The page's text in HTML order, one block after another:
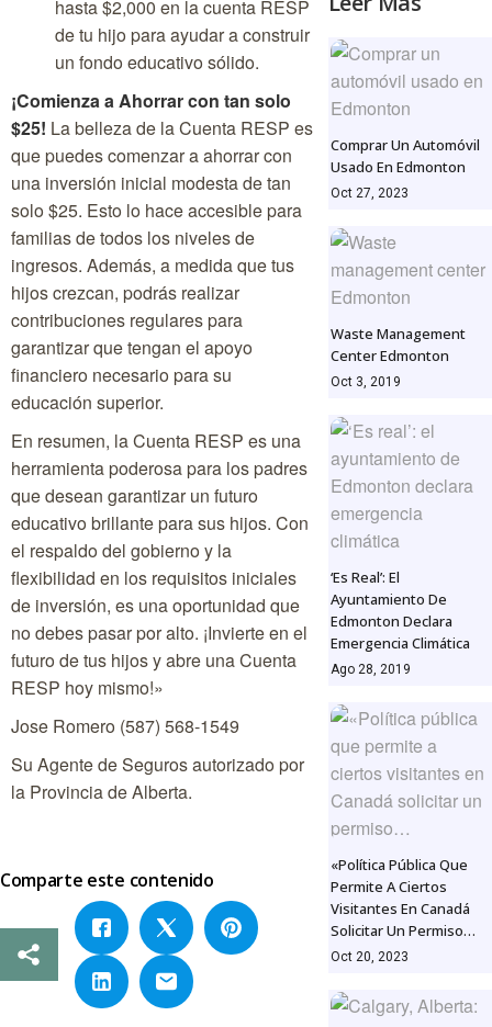
hasta $2,000 en la cuenta RESP
de tu hijo para ayudar a construir
un fondo educativo sólido.
¡Comienza a Ahorrar con tan solo
$25! La belleza de la Cuenta RESP es
que puedes comenzar a ahorrar con
una inversión inicial modesta de tan
solo $25. Esto lo hace accesible para
familias de todos los niveles de
ingresos. Además, a medida que tus
hijos crezcan, podrás realizar
contribuciones regulares para
garantizar que tengan el apoyo
financiero necesario para su
educación superior.
En resumen, la Cuenta RESP es una
herramienta poderosa para los padres
que desean garantizar un futuro
educativo brillante para sus hijos. Con
el respaldo del gobierno y la
flexibilidad en los requisitos iniciales
de inversión, es una oportunidad que
no debes pasar por alto. ¡Invierte en el
futuro de tus hijos y abre una Cuenta
RESP hoy mismo!»
Jose Romero (587) 568-1549
Su Agente de Seguros autorizado por
la Provincia de Alberta.
Comparte este contenido
Comprar Un Automóvil
Usado En Edmonton
Oct 27, 2023
Waste Management
Center Edmonton
Oct 3, 2019
‘Es Real’: El
Ayuntamiento De
Edmonton Declara
Emergencia Climática
Ago 28, 2019
«Política Pública Que
Permite A Ciertos
Visitantes En Canadá
Solicitar Un Permiso…
Oct 20, 2023